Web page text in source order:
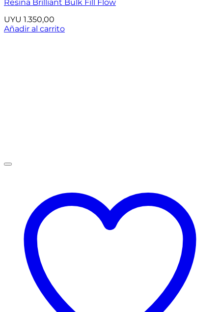
Resina Brilliant Bulk Fill Flow
UYU 1.350,00
Añadir al carrito